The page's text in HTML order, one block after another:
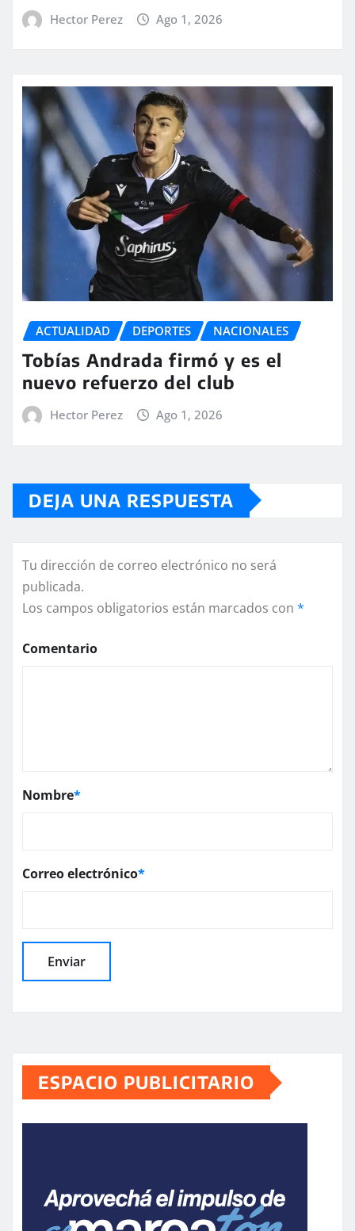
Hector Perez Ago 1, 2026
ACTUALIDAD DEPORTES NACIONALES
Tobías Andrada firmó y es el
nuevo refuerzo del club
Hector Perez Ago 1, 2026
DEJA UNA RESPUESTA
Tu dirección de correo electrónico no será
publicada.
Los campos obligatorios están marcados con *
Comentario
Nombre*
Correo electrónico*
ESPACIO PUBLICITARIO